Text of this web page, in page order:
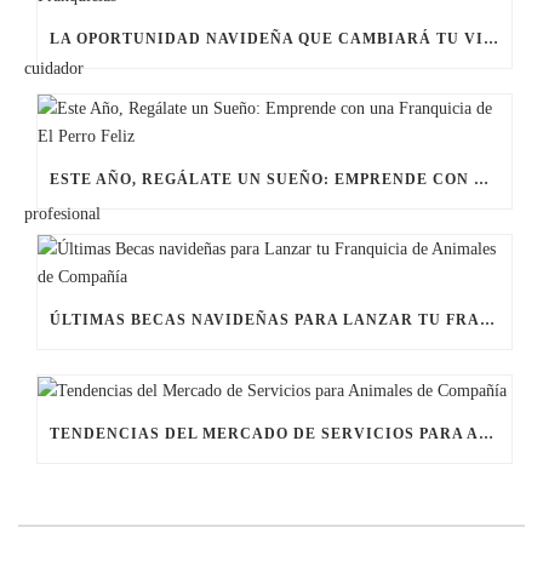
LA OPORTUNIDAD NAVIDEÑA QUE CAMBIARÁ TU VIDA: BECA PARA FRANQUICIAS
ESTE AÑO, REGÁLATE UN SUEÑO: EMPRENDE CON UNA FRANQUICIA DE EL PERRO FELIZ
ÚLTIMAS BECAS NAVIDEÑAS PARA LANZAR TU FRANQUICIA DE ANIMALES DE COMPAÑÍA
TENDENCIAS DEL MERCADO DE SERVICIOS PARA ANIMALES DE COMPAÑÍA